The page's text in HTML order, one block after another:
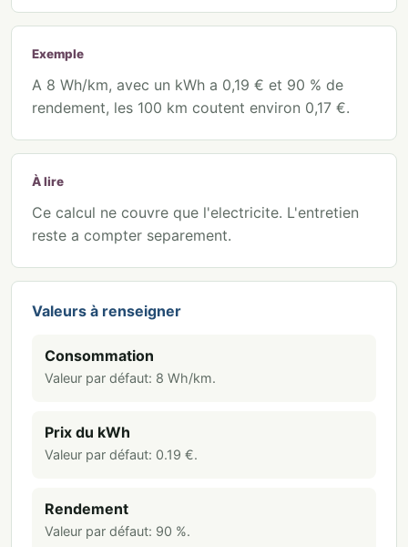
Exemple
A 8 Wh/km, avec un kWh a 0,19 € et 90 % de
rendement, les 100 km coutent environ 0,17 €.
À lire
Ce calcul ne couvre que l'electricite. L'entretien
reste a compter separement.
Valeurs à renseigner
Consommation
Valeur par défaut: 8 Wh/km.
Prix du kWh
Valeur par défaut: 0.19 €.
Rendement
Valeur par défaut: 90 %.